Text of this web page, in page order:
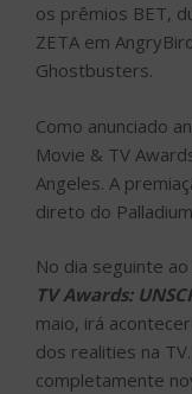
os prêmios BET,
ZETA em
Ghostbusters.
Como anunciado
Movie & TV
Angeles. A
direto do
No dia seguinte
TV Awards:
maio, irá
dos realities na
completamente